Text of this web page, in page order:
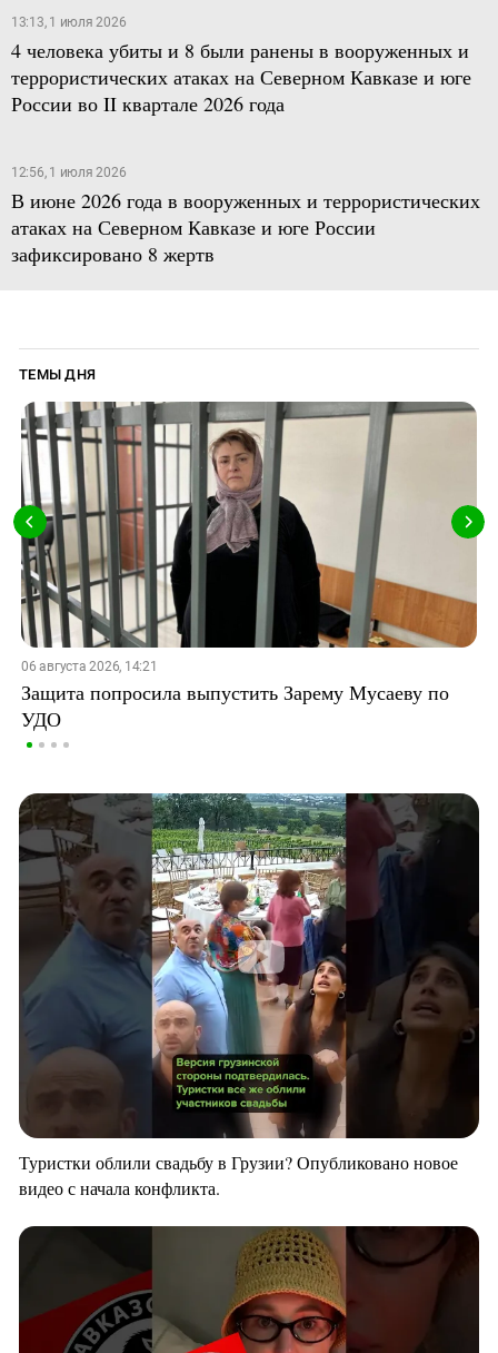
13:13, 1 июля 2026
4 человека убиты и 8 были ранены в вооруженных и
террористических атаках на Северном Кавказе и юге
России во II квартале 2026 года
12:56, 1 июля 2026
В июне 2026 года в вооруженных и террористических
атаках на Северном Кавказе и юге России
зафиксировано 8 жертв
ТЕМЫ ДНЯ
06 августа 2026, 14:21
Защита попросила выпустить Зарему Мусаеву по
УДО
Туристки облили свадьбу в Грузии? Опубликовано новое
видео с начала конфликта.